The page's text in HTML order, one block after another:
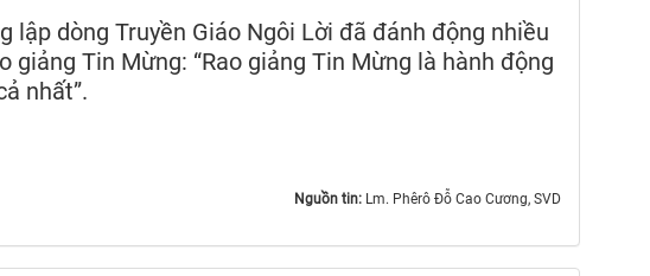
lập dòng Truyền Giáo Ngôi Lời đã đánh động nhiều
Tin Mừng: “Rao giảng Tin Mừng là hành động
nhất”.
Nguồn tin: Lm. Phêrô Đỗ Cao Cương, SVD